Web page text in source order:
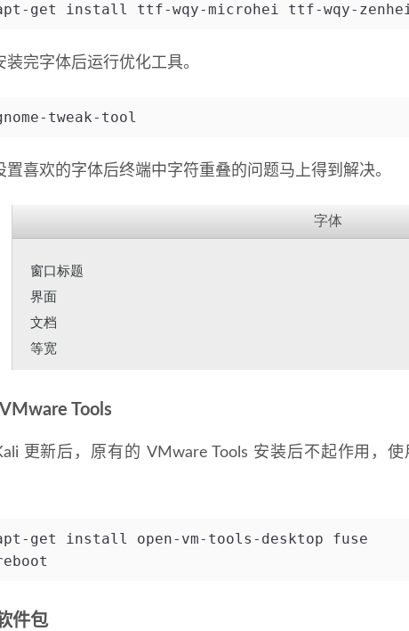
get install ttf-wqy-microhei ttf-wqy-
字体后运行优化工具。
tweak-tool
欢的字体后终端中字符重叠的问题马上得到解决。
Tools
新后，原有的 VMware Tools 安装后不起作用，使
get install open-vm-tools-desktop fuse
件包